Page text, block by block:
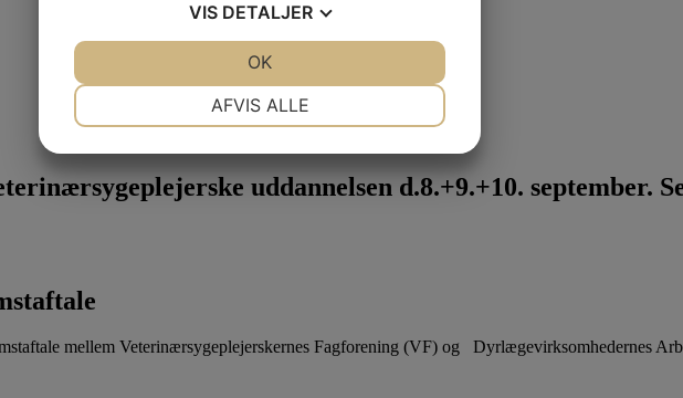
uddannelsen d.8.+9.+10. september.
mellem Veterinærsygeplejerskernes Fagforening (VF) og Dyrlægevirksomhedernes
VIS DETALJER
MARKETING STATISTIK
AFVIS ALLE
OK